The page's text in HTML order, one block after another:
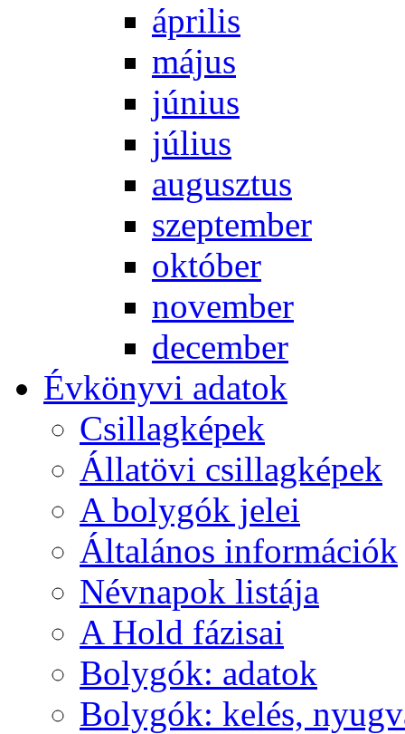
áp­ri­lis
má­jus
jú­ni­us
jú­li­us
au­gusz­tus
szep­tem­ber
ok­tó­ber
no­vem­ber
de­cem­ber
Év­köny­vi ada­tok
Csil­lag­ké­pek
Ál­lat­övi csil­lag­ké­pek
A boly­gók je­lei
Ál­ta­lá­nos in­for­má­ci­ók
Név­na­pok lis­tá­ja
A Hold fá­zi­sai
Boly­gók: ada­tok
Boly­gók: ke­lés,